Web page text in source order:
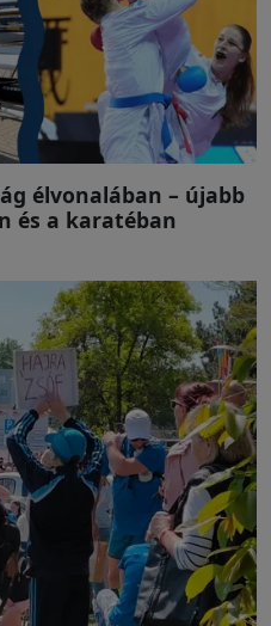
élvonalában – újabb
és a karatéban